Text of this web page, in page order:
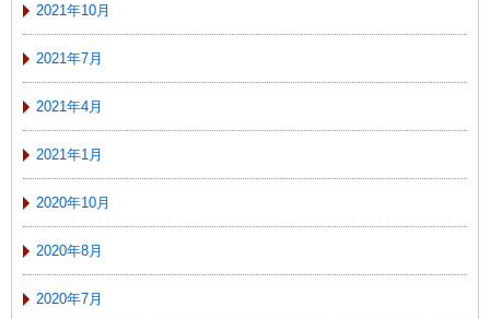
2021年10月
2021年7月
2021年4月
2021年1月
2020年10月
2020年8月
2020年7月